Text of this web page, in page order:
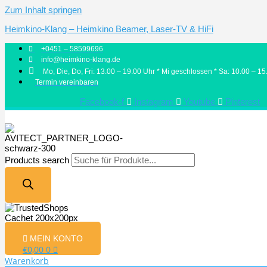
Zum Inhalt springen
Heimkino-Klang – Heimkino Beamer, Laser-TV & HiFi
+0451 – 58599696
info@heimkino-klang.de
Mo, Die, Do, Fri: 13.00 – 19.00 Uhr * Mi geschlossen * Sa: 10.00 –
Termin vereinbaren
Facebook-f Instagram Youtube Pinterest
Products search
MEIN KONTO
€0,00 0
Warenkorb